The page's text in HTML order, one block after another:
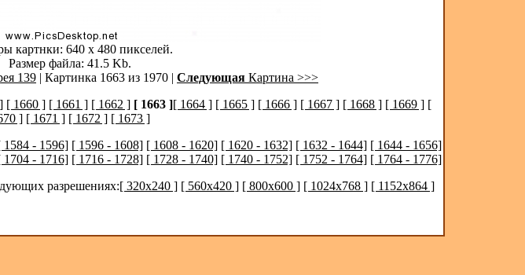
картнки: 640 x 480 пикселей.
Размер файла: 41.5 Kb.
139 | Картинка 1663 из 1970 | Следующая Картина >>>
[ 1660 ] [ 1661 ] [ 1662 ] [ 1663 ][ 1664 ] [ 1665 ] [ 1666 ] [ 1667 ] [ 1668 ] [ 1669 ] [
] [ 1671 ] [ 1672 ] [ 1673 ]
1584 - 1596] [ 1596 - 1608] [ 1608 - 1620] [ 1620 - 1632] [ 1632 - 1644] [ 1644 - 1656]
1704 - 1716] [ 1716 - 1728] [ 1728 - 1740] [ 1740 - 1752] [ 1752 - 1764] [ 1764 - 1776]
разрешениях:[ 320x240 ] [ 560x420 ] [ 800x600 ] [ 1024x768 ] [ 1152x864 ]